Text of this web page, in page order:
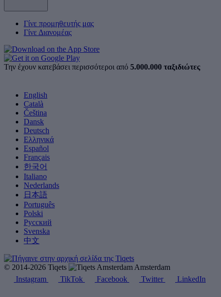
Γίνε προμηθευτής μας
Γίνε Διανομέας
Την έχουν κατεβάσει περισσότεροι από 5.000.000 ταξιδιώτες
English
Català
Čeština
Dansk
Deutsch
Ελληνικά
Español
Français
한국어
Italiano
Nederlands
日本語
Português
Polski
Русский
Svenska
中文
© 2014-2026 Tiqets
Amsterdam
Instagram
TikTok Facebook Twitter LinkedIn